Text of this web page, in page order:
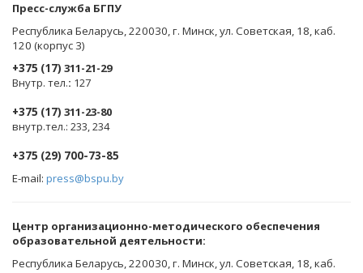
Пресс-служба БГПУ
Республика Беларусь, 220030, г. Минск, ул. Советская, 18, каб.
120 (корпус 3)
+375 (17) 311-21-29
Внутр. тел.: 127
+375 (17) 311-23-80
внутр.тел.: 233, 234
+375 (29) 700-73-85
E-mail: press@bspu.by
Центр организационно-методического обеспечения
образовательной деятельности:
Республика Беларусь, 220030, г. Минск, ул. Советская, 18, каб.